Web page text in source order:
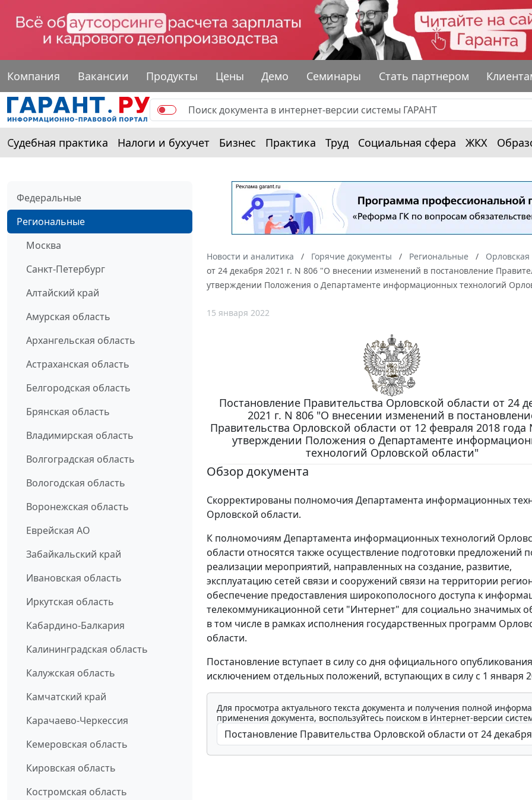
Компания Вакансии Продукты Цены Демо Семинары Стать партнером
Судебная практика Налоги и бухучет Бизнес Практика Труд Социальная сфера ЖКХ
Федеральные
Региональные
Москва
Санкт-Петербург
Алтайский край
Амурская область
Архангельская область
Астраханская область
Белгородская область
Брянская область
Владимирская область
Волгоградская область
Вологодская область
Воронежская область
Еврейская АО
Забайкальский край
Ивановская область
Иркутская область
Кабардино-Балкария
Калининградская область
Калужская область
Камчатский край
Карачаево-Черкессия
Кемеровская область
Кировская область
Костромская область
Новости и аналитика Горячие документы Региональные Орловская
от 24 декабря 2021 г. N 806 "О внесении изменений в постановление
утверждении Положения о Департаменте информационных технологий
15 января 2022
Постановление Правительства Орловской области от 24
2021 г. N 806 "О внесении изменений в
Правительства Орловской области от 12 февраля 2018 года
утверждении Положения о Департаменте
технологий Орловской области"
Обзор документа
Скорректированы полномочия Департамента информационных
Орловской области.
К полномочиям Департамента информационных технологий
области относятся также осуществление подготовки предложений
реализации мероприятий, направленных на создание, развитие,
эксплуатацию сетей связи и сооружений связи на территории
обеспечение предоставления широкополосного доступа к
телекоммуникационной сети "Интернет" для социально значимых
в том числе в рамках исполнения государственных программ
области.
Постановление вступает в силу со дня официального
исключением отдельных положений, вступающих в силу с 1 января
Для просмотра актуального текста документа и получения полной
применения документа, воспользуйтесь поиском в Интернет-версии